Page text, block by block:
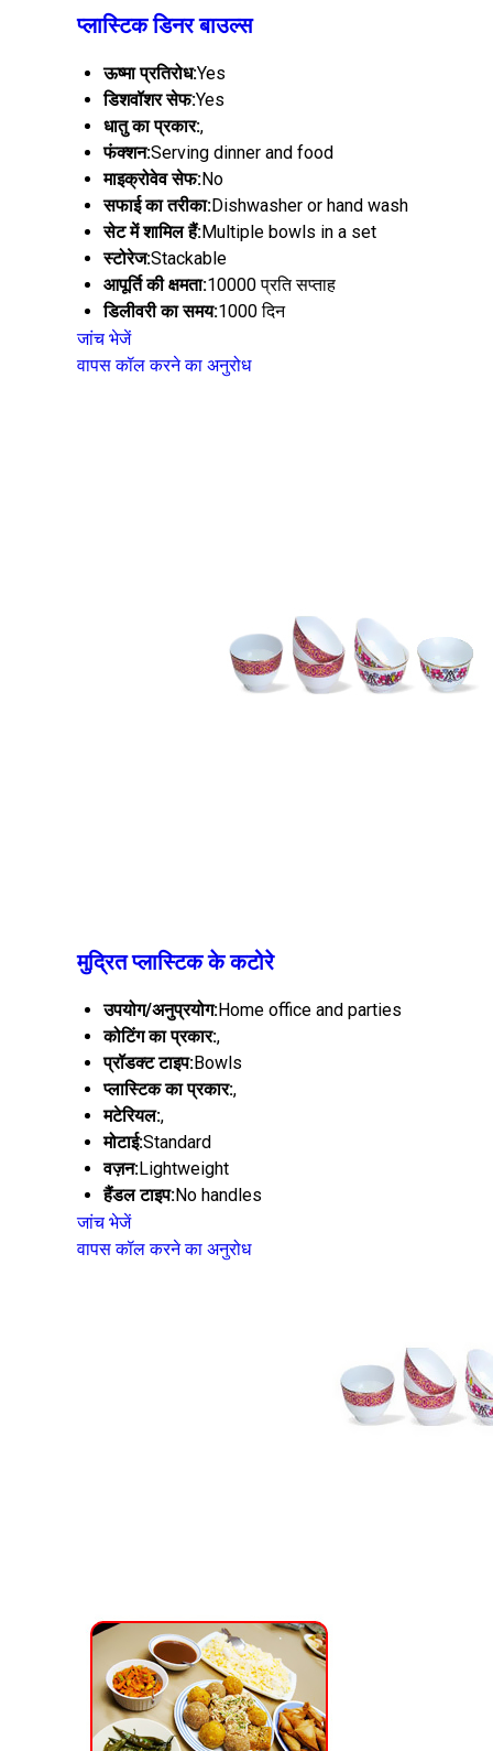
प्लास्टिक डिनर बाउल्स
ऊष्मा प्रतिरोध:Yes
डिशवॉशर सेफ:Yes
धातु का प्रकार:,
फंक्शन:Serving dinner and food
माइक्रोवेव सेफ:No
सफाई का तरीका:Dishwasher or hand wash
सेट में शामिल हैं:Multiple bowls in a set
स्टोरेज:Stackable
आपूर्ति की क्षमता:10000 प्रति सप्ताह
डिलीवरी का समय:1000 दिन
जांच भेजें
वापस कॉल करने का अनुरोध
मुद्रित प्लास्टिक के कटोरे
उपयोग/अनुप्रयोग:Home office and parties
कोटिंग का प्रकार:,
प्रॉडक्ट टाइप:Bowls
प्लास्टिक का प्रकार:,
मटेरियल:,
मोटाई:Standard
वज़न:Lightweight
हैंडल टाइप:No handles
जांच भेजें
वापस कॉल करने का अनुरोध